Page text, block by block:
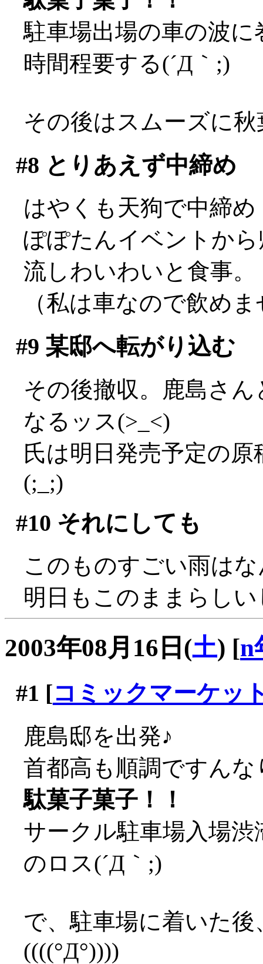
駐車場出場の車の波
時間程要する(´Д｀;)
その後はスムーズに
#8 とりあえず中締め
はやくも天狗で中締め
ぽぽたんイベントか
流しわいわいと食事。
（私は車なので飲め
#9 某邸へ転がり込む
その後撤収。鹿島さ
なるッス(>_<)
氏は明日発売予定の
(;_;)
#10 それにしても
このものすごい雨は
明日もこのままらし
2003年08月16日(土) [n
#1 [コミックマーケッ
鹿島邸を出発♪
首都高も順調ですん
駄菓子菓子！！
サークル駐車場入場
のロス(´Д｀;)
で、駐車場に着いた
((((°Д°))))